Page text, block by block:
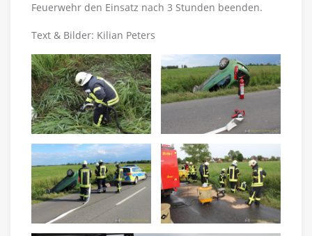
Feuerwehr den Einsatz nach 3 Stunden beenden.
Text & Bilder: Kilian Peters